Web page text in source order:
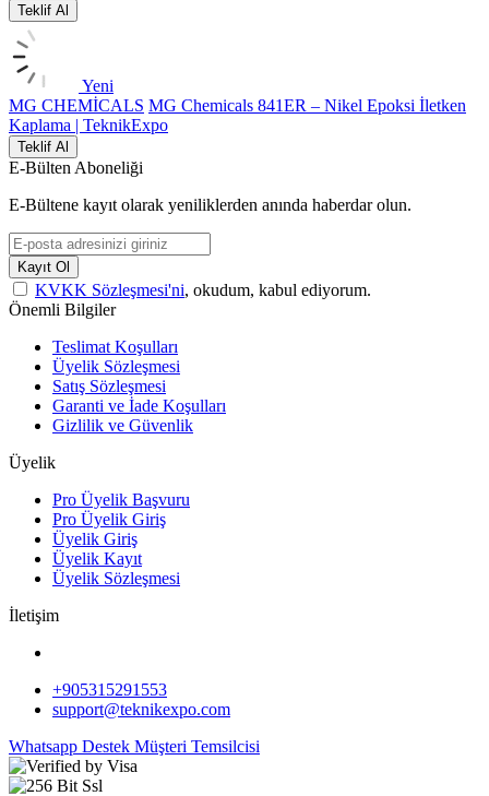
Teklif Al
Yeni
MG CHEMİCALS MG Chemicals 841ER – Nikel Epoksi İletken
Kaplama | TeknikExpo
Teklif Al
E-Bülten Aboneliği
E-Bültene kayıt olarak yeniliklerden anında haberdar olun.
Kayıt Ol
KVKK Sözleşmesi'ni, okudum, kabul ediyorum.
Önemli Bilgiler
Teslimat Koşulları
Üyelik Sözleşmesi
Satış Sözleşmesi
Garanti ve İade Koşulları
Gizlilik ve Güvenlik
Üyelik
Pro Üyelik Başvuru
Pro Üyelik Giriş
Üyelik Giriş
Üyelik Kayıt
Üyelik Sözleşmesi
İletişim
+905315291553
support@teknikexpo.com
Whatsapp Destek Müşteri Temsilcisi